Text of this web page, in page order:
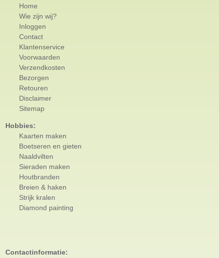
Home
Wie zijn wij?
Inloggen
Contact
Klantenservice
Voorwaarden
Verzendkosten
Bezorgen
Retouren
Disclaimer
Sitemap
Hobbies:
Kaarten maken
Boetseren en gieten
Naaldvilten
Sieraden maken
Houtbranden
Breien & haken
Strijk kralen
Diamond painting
Contactinformatie: